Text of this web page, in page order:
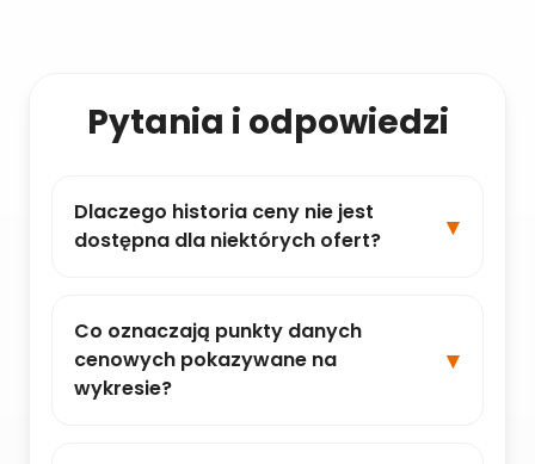
Pytania i odpowiedzi
Dlaczego historia ceny nie jest
dostępna dla niektórych ofert?
Co oznaczają punkty danych
cenowych pokazywane na
wykresie?